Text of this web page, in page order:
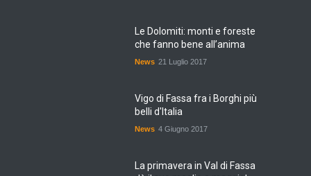
che fanno bene all’anima
News 21 Luglio 2017
belli d'Italia
News 4 Giugno 2017
dà il suo meglio a maggio!